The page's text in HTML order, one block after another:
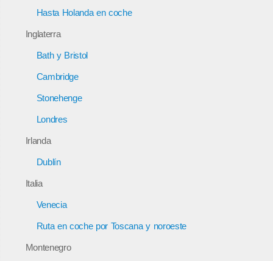
Hasta Holanda en coche
Inglaterra
Bath y Bristol
Cambridge
Stonehenge
Londres
Irlanda
Dublín
Italia
Venecia
Ruta en coche por Toscana y noroeste
Montenegro